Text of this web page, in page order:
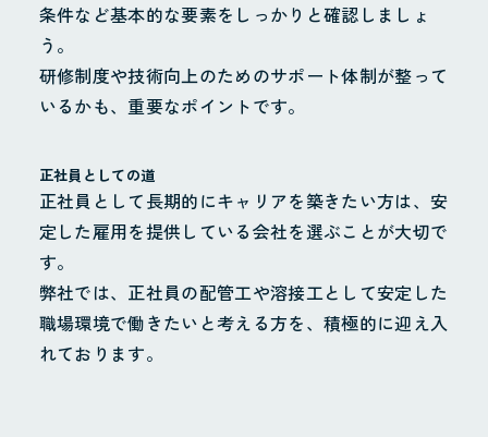
条件など基本的な要素をしっかりと確認しましょ
う。
研修制度や技術向上のためのサポート体制が整って
いるかも、重要なポイントです。
正社員としての道
正社員として長期的にキャリアを築きたい方は、安
定した雇用を提供している会社を選ぶことが大切で
す。
弊社では、正社員の配管工や溶接工として安定した
職場環境で働きたいと考える方を、積極的に迎え入
れております。